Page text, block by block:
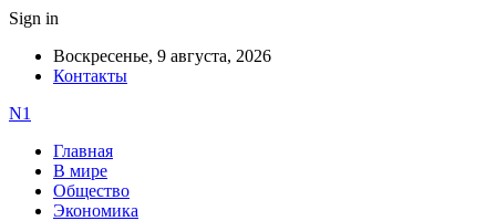
Sign in
Воскресенье, 9 августа, 2026
Контакты
N1
Главная
В мире
Общество
Экономика